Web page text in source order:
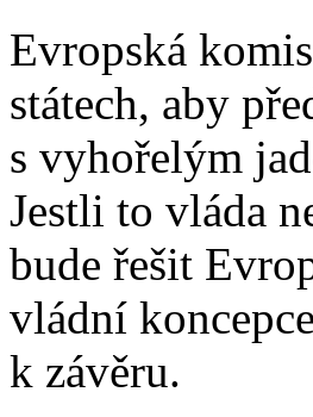
Evropská
státech, aby
s vyhořelým
Jestli to vláda
bude řešit
vládní
k závěru.